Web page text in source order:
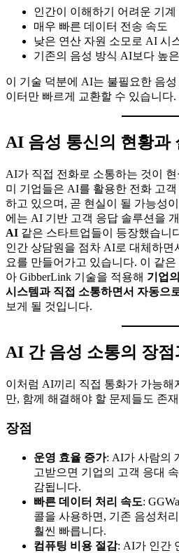
인간이 이해하기 어려운 기
매우 빠른 데이터 전송 속도
낮은 연산 자원 소모로 AI 시
기존의 음성 방식 AI보다 높
이 기술 덕분에 AI는 불필요한 음
이터만 빠르게 교환할 수 있습니다.
AI 음성 통신의 현황과
AI가 직접 전화로 소통하는 것이 현
미 기업들은 AI를 활용한 전화 고
하고 있으며, 곧 현실이 될 가능성
에는 AI 기반 고객 응답 솔루션을
AI 같은 스타트업들이 등장했습니
인간 상담원을 점차 AI로 대체하면
요를 만들어가고 있습니다. 이 같
아 GibberLink 기술을 적용해 기업
시스템과 직접 소통하면서 자동으
보게 될 것입니다.
AI 간 음성 소통의 장점
이처럼 AI끼리 직접 통화가 가능해
만, 함께 해결해야 할 문제들도 존
장점
운영 효율 증가: AI가 사람의
고받으면 기업의 고객 응대
감됩니다.
빠른 데이터 처리 속도:
콜을 사용하면, 기존 음성처
훨씬 빠릅니다.
컴퓨팅 비용 절감: AI가 인간